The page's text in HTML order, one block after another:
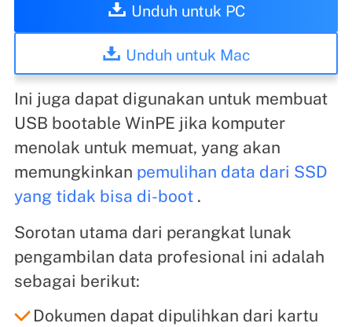
Unduh untuk PC
Unduh untuk Mac
Ini juga dapat digunakan untuk membuat
USB bootable WinPE jika komputer
menolak untuk memuat, yang akan
memungkinkan pemulihan data dari SSD
yang tidak bisa di-boot.
Sorotan utama dari perangkat lunak
pengambilan data profesional ini adalah
sebagai berikut:
Dokumen dapat dipulihkan dari kartu